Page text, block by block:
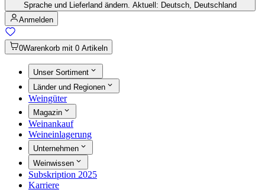
Sprache und Lieferland ändern. Aktuell: Deutsch, Deutschland
Anmelden
0Warenkorb mit 0 Artikeln
Unser Sortiment
Länder und Regionen
Weingüter
Magazin
Weinankauf
Weineinlagerung
Unternehmen
Weinwissen
Subskription 2025
Karriere